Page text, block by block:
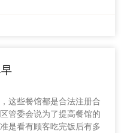
这些餐馆都是合法注册合
管委会说为了提高餐馆的
是看有顾客吃完饭后有多